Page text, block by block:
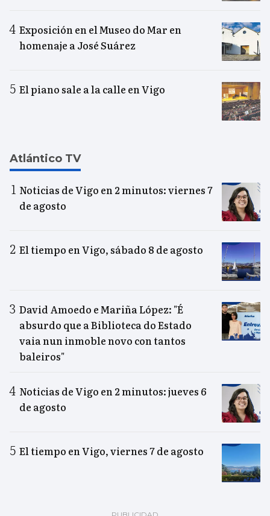
Exposición en el Museo do Mar en
homenaje a José Suárez
El piano sale a la calle en Vigo
Atlántico TV
Noticias de Vigo en 2 minutos: viernes 7
de agosto
El tiempo en Vigo, sábado 8 de agosto
David Amoedo e Mariña López: "É
absurdo que a Biblioteca do Estado
vaia nun inmoble novo con tantos
baleiros"
Noticias de Vigo en 2 minutos: jueves 6
de agosto
El tiempo en Vigo, viernes 7 de agosto